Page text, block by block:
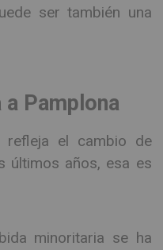
ser también una
Pamplona
refleja el cambio de
últimos años, esa es
minoritaria se ha